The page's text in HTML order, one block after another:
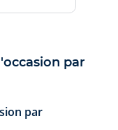
par
par